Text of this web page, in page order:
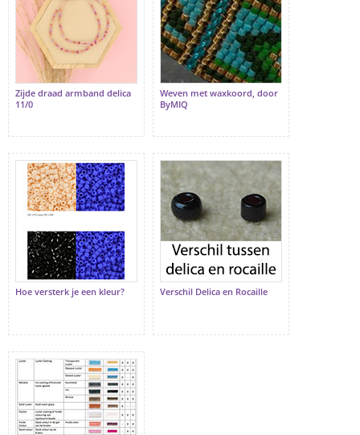
Zijde draad armband delica
11/0
Weven met waxkoord, door
ByMIQ
Hoe versterk je een kleur? Verschil Delica en Rocaille